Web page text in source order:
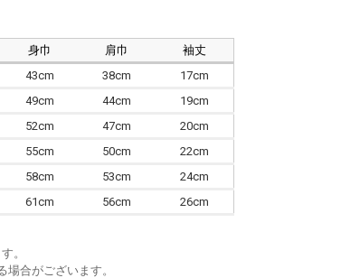
身巾 肩巾
袖丈
43cm 38cm
17cm
49cm 44cm
19cm
52cm 47cm
20cm
55cm 50cm
22cm
58cm 53cm
24cm
61cm 56cm 26cm
。
合がございます。